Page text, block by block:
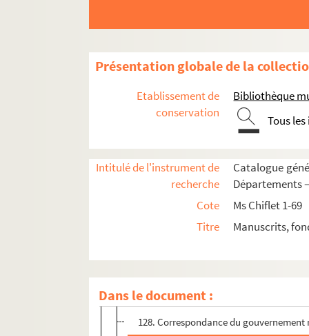
Présentation globale de la
Etablissement de
conservation
Bibliothèque
Tous
Intitulé de l'instrument de
recherche
Catalogue
Départements
Cote
Ms Chiflet 1-69
Titre
Manuscrits,
Dans le document :
Ms Chiflet 18. Affaires ecclésiastiques
Ms Chiflet 20. Questions de droit
Ms Chiflet 21. Statistique et
Ms Chiflet 22. Rapports de l'Espagne
Ms Chiflet 23. Documents biographiques
Ms Chiflet 24. Correspondance de
Ms Chiflet 25. Fonctions remplies par
Ms Chiflet 26. Négociations de Jean-
63. Correspondance du gouvernement
71. Correspondance du gouvernement
124. Correspondance du
128. Correspondance du